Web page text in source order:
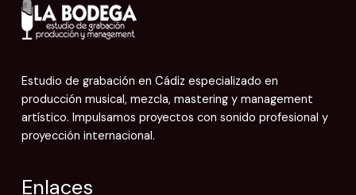
Estudio de grabación en Cádiz especializado en
producción musical, mezcla, mastering y management
artístico. Impulsamos proyectos con sonido profesional y
proyección internacional.
Enlaces